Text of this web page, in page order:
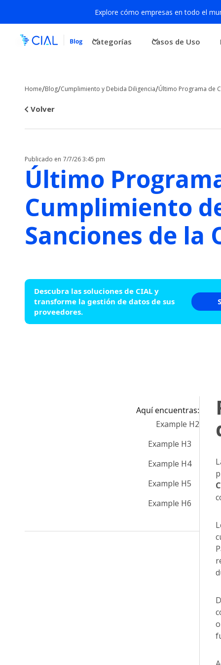
Explore cómo empresas en todo el
Categorías Casos de Uso
Home/Blog/Cumplimiento y Debida Diligencia/Último Programa de
Volver
Publicado en 7/7/26 3:45 pm
Último
Cumplimiento
Sanciones de la
Descubra las soluciones de CIAL y
transforme la gestión de datos de sus
proveedores.
Aquí encuentras:
Example H2
Example H3
Example H4
Example H5
Example H6